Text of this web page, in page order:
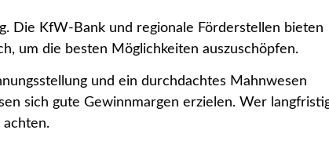
Die KfW-Bank und regionale Förderstellen bieten
um die besten Möglichkeiten auszuschöpfen.
und ein durchdachtes Mahnwesen
sich gute Gewinnmargen erzielen. Wer